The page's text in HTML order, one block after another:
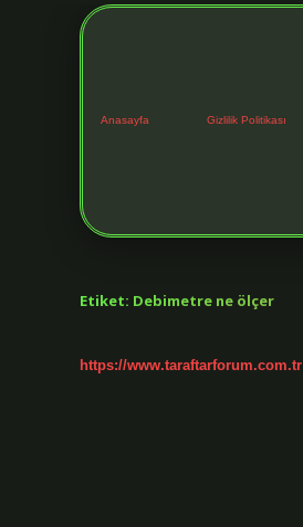
Anasayfa Gizlilik Politikası
Etiket: Debimetre ne ölçer
https://www.taraftarforum.com.tr